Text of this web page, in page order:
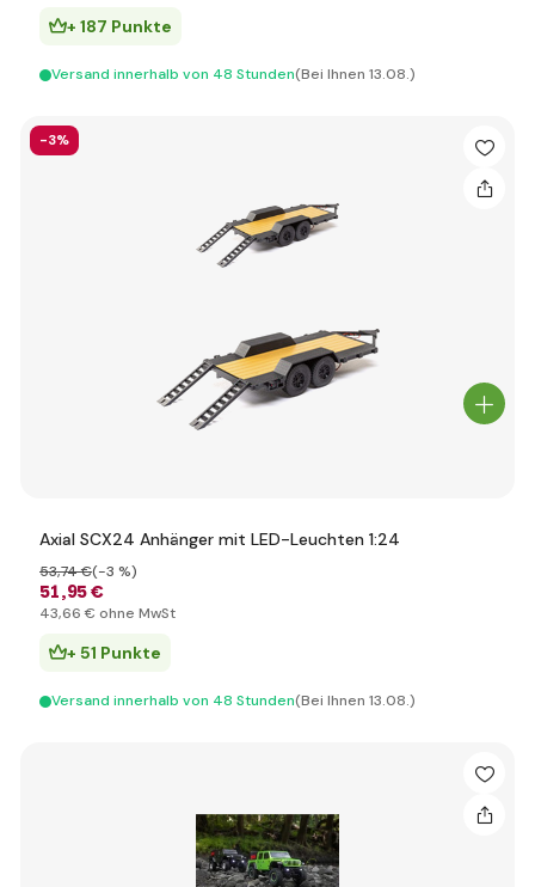
+ 187 Punkte
Versand innerhalb von 48 Stunden(Bei Ihnen 13.08.)
-3%
Axial SCX24 Anhänger mit LED-Leuchten 1:24
51,95 €
53,74 €(-3 %)
43,66 € ohne MwSt
+ 51 Punkte
Versand innerhalb von 48 Stunden(Bei Ihnen 13.08.)